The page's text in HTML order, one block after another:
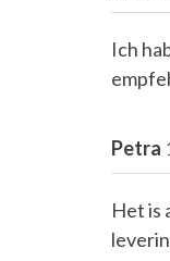
Ich
Petra
Het is